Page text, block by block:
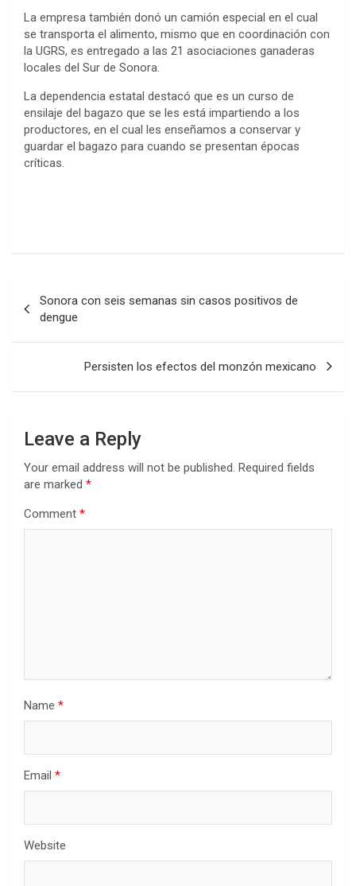
La empresa también donó un camión especial en el cual
se transporta el alimento, mismo que en coordinación con
la UGRS, es entregado a las 21 asociaciones ganaderas
locales del Sur de Sonora.
La dependencia estatal destacó que es un curso de
ensilaje del bagazo que se les está impartiendo a los
productores, en el cual les enseñamos a conservar y
guardar el bagazo para cuando se presentan épocas
críticas.
navigation
Sonora con seis semanas sin casos positivos de
dengue
Persisten los efectos del monzón mexicano
Leave a Reply
Your email address will not be published. Required fields
are marked *
Comment *
Name *
Email *
Website